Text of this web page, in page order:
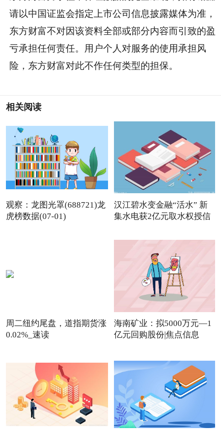
请以中国证监会指定上市公司信息披露媒体为准，
东方财富不对因该资料全部或部分内容而引致的盈
亏承担任何责任。用户个人对服务的使用承担风
险，东方财富对此不作任何类型的担保。
相关阅读
观察：龙图光罩(688721)龙
虎榜数据(07-01)
汉江碧水变金融“活水” 新
集水电获2亿元取水权授信
周二纽约尾盘，道指期货涨
0.02%_速读
海南矿业：拟5000万元—1
亿元回购股份|焦点信息